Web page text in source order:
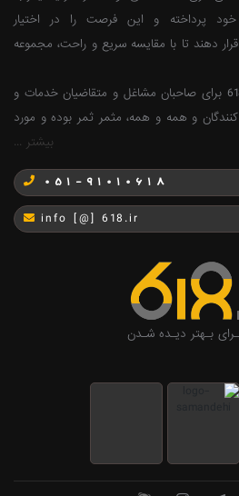
پرداخته و این فرصت را در اختیار
قرار دهند تا با مقایسه سریع و راحت، مجموعه
امیدواریم بستر فراهم شده در 618 برای صاحبان مشاغل و متقاضیان خدمات و
کنندگان و همه و همه، مثمر ثمر بوده و مورد
بیشتر ...
051-91010618
info [@] 618.ir
بـهتر دیـده شـدن